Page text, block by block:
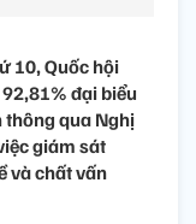
10, Quốc hội
đại biểu
thông qua Nghị
giám sát
và chất vấn